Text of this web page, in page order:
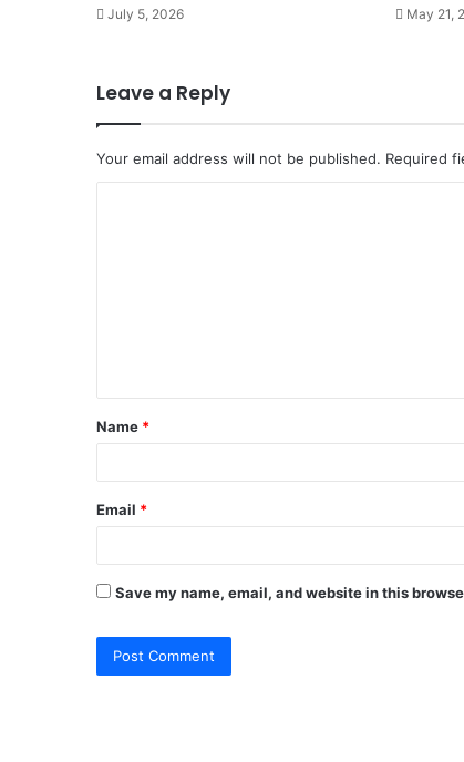
July 5, 2026 May 21,
Leave a Reply
Your email address will not be published. Required
t
*
Name *
Email *
Save my name, email, and website in this